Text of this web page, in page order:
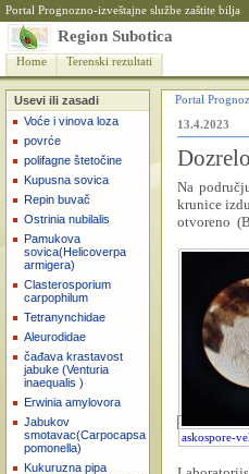
Portal Prognozno-izveštajne službe zaštite bilja
Region Subotica
Home Terenski rezultati
Usevi ili zasadi
Voće i vinova loza
povrće
polifagne štetočine
Kupusna sovica
Repin buvač
Ostrinia nubilalis
Pamukova
sovica(Helicoverpa
armigera)
Clasterosporium
carpophilum
Tetranynchidae
Aleurodidae
čađava krastavost
jabuke (Venturia
inaequalis )
Erwinia amylovora
Jabukov
smotavac(Carpocapsa
pomonella)
Kukuruzna pipa
Portal
13.4.2023
Na
krunice
otvoreno
askospore-